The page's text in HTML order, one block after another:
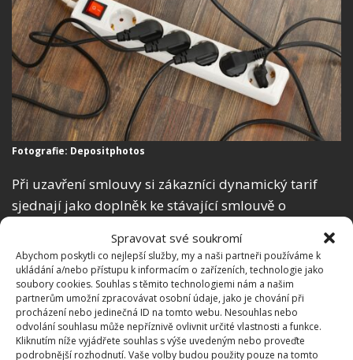
Spravovat své soukromí
Abychom poskytli co nejlepší služby, my a naši partneři používáme k
ukládání a/nebo přístupu k informacím o zařízeních, technologie jako
soubory cookies. Souhlas s těmito technologiemi nám a našim
partnerům umožní zpracovávat osobní údaje, jako je chování při
procházení nebo jedinečná ID na tomto webu. Nesouhlas nebo
odvolání souhlasu může nepříznivě ovlivnit určité vlastnosti a funkce.
Kliknutím níže vyjádřete souhlas s výše uvedeným nebo proveďte
podrobnější rozhodnutí. Vaše volby budou použity pouze na tomto
Fotografie: Depositphotos
Při uzavření smlouvy si zákazníci dynamický tarif
sjednají jako doplněk ke stávající smlouvě o
domácnosti, na které je aktuálně produkt omezen, a
to jak u tarifů s fixovanou cenou, ale i bez ní. V
současnosti uzavírá ČEZ smlouvy na nový tarif do
konce září letošního roku.
Zdroje:ČEZ,Reflex